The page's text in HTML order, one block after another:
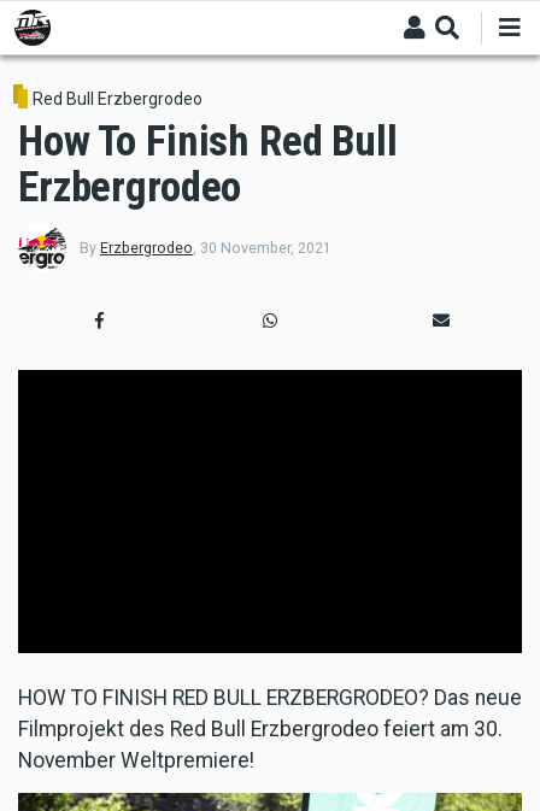
Skip
to
main
content
Red Bull Erzbergrodeo
How To Finish Red Bull
Erzbergrodeo
By Erzbergrodeo 30 November, 2021
HOW TO FINISH RED BULL ERZBERGRODEO? Das neue
Filmprojekt des Red Bull Erzbergrodeo feiert am 30.
November Weltpremiere!